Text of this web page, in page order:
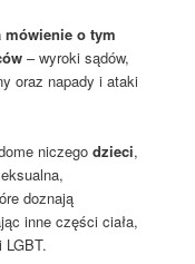
mówienie o tym
– wyroki sądów,
oraz napady i ataki
niczegodzieci,
doznają
inne części ciała,
LGBT.